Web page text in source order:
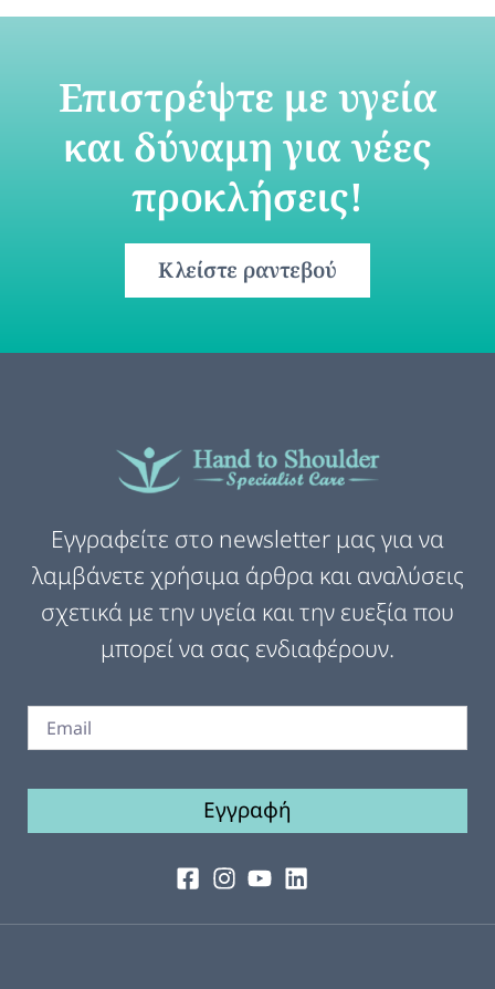
Επιστρέψτε με υγεία
και δύναμη για νέες
προκλήσεις!
Κλείστε ραντεβού
Εγγραφείτε στο newsletter μας για να
λαμβάνετε χρήσιμα άρθρα και αναλύσεις
σχετικά με την υγεία και την ευεξία που
μπορεί να σας ενδιαφέρουν.
Εγγραφή